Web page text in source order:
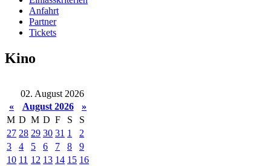
Anfahrt
Partner
Tickets
Kino
02. August 2026
«
August 2026
»
M D M D F S
S
27 28 29 30 31 1
2
3
4 5 6 7 8
9
10 11 12 13 14 15 16